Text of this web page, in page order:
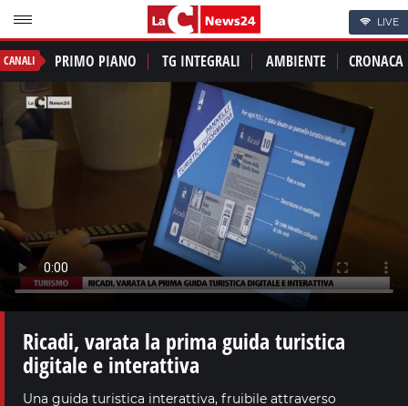
LIVE
CANALI PRIMO PIANO TG INTEGRALI AMBIENTE CRONACA
Ricadi, varata la prima guida turistica
digitale e interattiva
Una guida turistica interattiva, fruibile attraverso